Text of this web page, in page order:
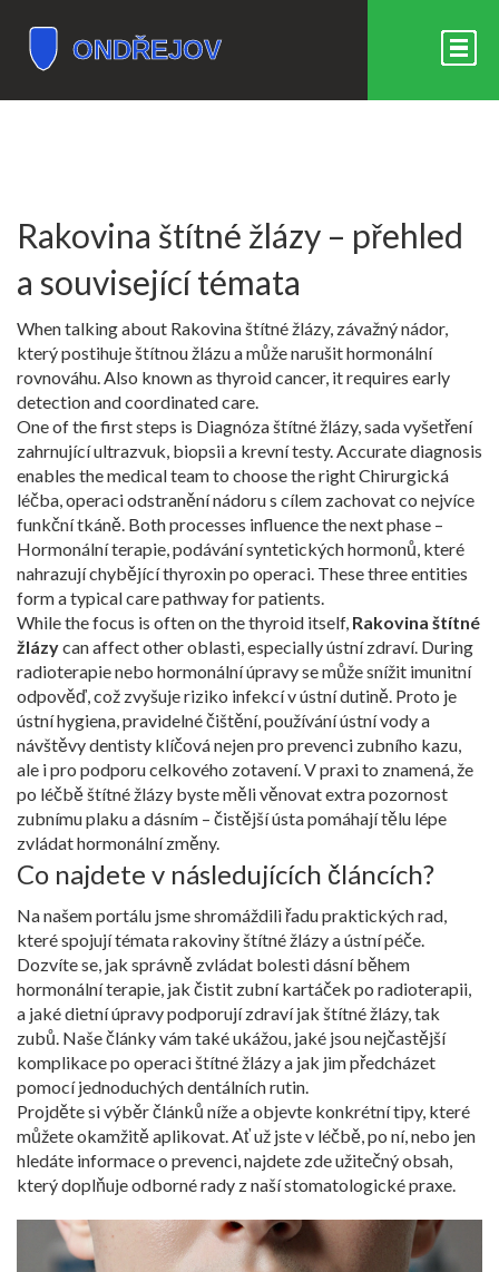
Rakovina štítné žlázy – přehled
a související témata
When talking about Rakovina štítné žlázy, závažný nádor,
který postihuje štítnou žlázu a může narušit hormonální
rovnováhu. Also known as thyroid cancer, it requires early
detection and coordinated care.
One of the first steps is Diagnóza štítné žlázy,sada vyšetření
zahrnující ultrazvuk, biopsii a krevní testy. Accurate diagnosis
enables the medical team to choose the rightChirurgická
léčba,operaci odstranění nádoru s cílem zachovat co nejvíce
funkční tkáně. Both processes influence the next phase –
Hormonální terapie,podávání syntetických hormonů, které
nahrazují chybějící thyroxin po operaci. These three entities
form a typical care pathway for patients.
While the focus is often on the thyroid itself, Rakovina štítné
žlázycan affect other oblasti, especially ústní zdraví. During
radioterapie nebo hormonální úpravy se může snížit imunitní
odpověď, což zvyšuje riziko infekcí v ústní dutině. Proto je
ústní hygiena,pravidelné čištění, používání ústní vody a
návštěvy dentisty klíčová nejen pro prevenci zubního kazu,
ale i pro podporu celkového zotavení. V praxi to znamená, že
po léčbě štítné žlázy byste měli věnovat extra pozornost
zubnímu plaku a dásním – čistější ústa pomáhají tělu lépe
zvládat hormonální změny.
Co najdete v následujících článcích?
Na našem portálu jsme shromáždili řadu praktických rad,
které spojují témata rakoviny štítné žlázy a ústní péče.
Dozvíte se, jak správně zvládat bolesti dásní během
hormonální terapie, jak čistit zubní kartáček po radioterapii,
a jaké dietní úpravy podporují zdraví jak štítné žlázy, tak
zubů. Naše články vám také ukážou, jaké jsou nejčastější
komplikace po operaci štítné žlázy a jak jim předcházet
pomocí jednoduchých dentálních rutin.
Projděte si výběr článků níže a objevte konkrétní tipy, které
můžete okamžitě aplikovat. Ať už jste v léčbě, po ní, nebo jen
hledáte informace o prevenci, najdete zde užitečný obsah,
který doplňuje odborné rady z naší stomatologické praxe.